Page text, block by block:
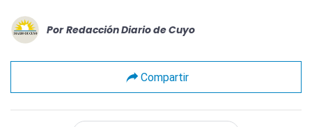
Por Redacción Diario de Cuyo
Compartir